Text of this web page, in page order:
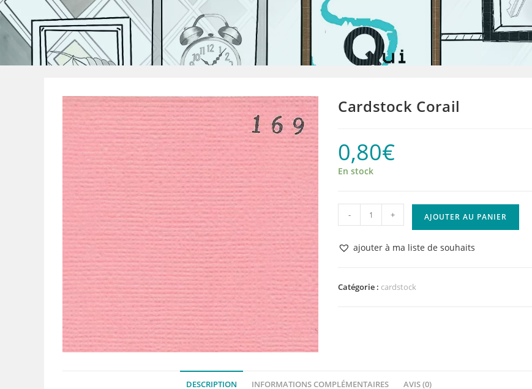
Cardstock Corail
0,80€
En stock
quantité
de
Cardstock
Corail
- + AJOUTER AU PANIER
ajouter à ma liste de souhaits
Catégorie : cardstock
DESCRIPTION INFORMATIONS COMPLÉMENTAIRES AVIS (0)